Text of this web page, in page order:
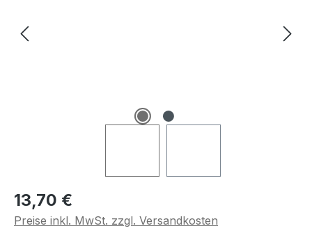
Regulärer Preis:
13,70 €
Preise inkl. MwSt. zzgl. Versandkosten